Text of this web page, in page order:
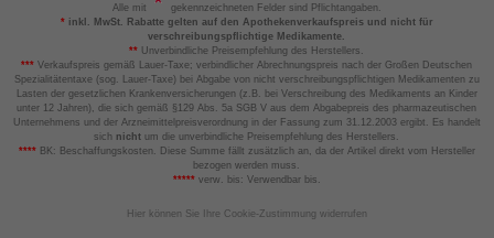
Alle mit
gekennzeichneten Felder sind Pflichtangaben.
*inkl. MwSt. Rabatte gelten auf den Apothekenverkaufspreis und nicht für
verschreibungspflichtige Medikamente.
** Unverbindliche Preisempfehlung des Herstellers.
*** Verkaufspreis gemäß Lauer-Taxe; verbindlicher Abrechnungspreis nach der Großen Deutschen
Spezialitätentaxe (sog. Lauer-Taxe) bei Abgabe von nicht verschreibungspflichtigen Medikamenten zu
Lasten der gesetzlichen Krankenversicherungen (z.B. bei Verschreibung des Medikaments an Kinder
unter 12 Jahren), die sich gemäß §129 Abs. 5a SGB V aus dem Abgabepreis des pharmazeutischen
Unternehmens und der Arzneimittelpreisverordnung in der Fassung zum 31.12.2003 ergibt. Es handelt
sich nicht um die unverbindliche Preisempfehlung des Herstellers.
****BK: Beschaffungskosten. Diese Summe fällt zusätzlich an, da der Artikel direkt vom Hersteller
bezogen werden muss.
*****verw. bis: Verwendbar bis.
Hier können Sie Ihre Cookie-Zustimmung widerrufen